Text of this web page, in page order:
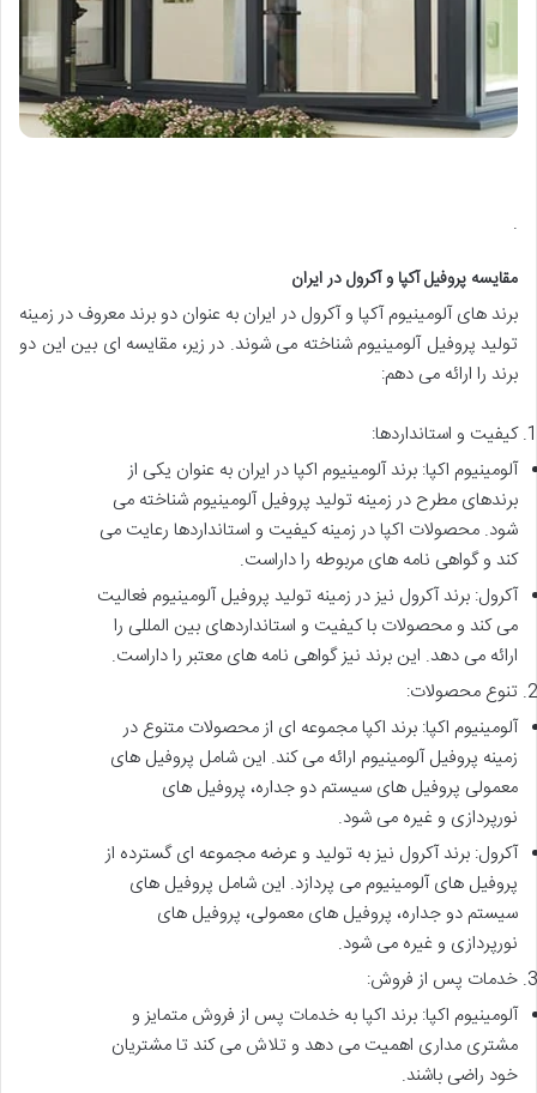
.
مقایسه پروفیل آکپا و آکرول در ایران
برند های آلومینیوم آکپا و آکرول در ایران به عنوان دو برند معروف در زمینه
تولید پروفیل آلومینیوم شناخته می شوند. در زیر، مقایسه ای بین این دو
برند را ارائه می دهم:
کیفیت و استانداردها:
آلومینیوم اکپا: برند آلومینیوم اکپا در ایران به عنوان یکی از
برندهای مطرح در زمینه تولید پروفیل آلومینیوم شناخته می
شود. محصولات اکپا در زمینه کیفیت و استانداردها رعایت می
کند و گواهی نامه های مربوطه را داراست.
آکرول: برند آکرول نیز در زمینه تولید پروفیل آلومینیوم فعالیت
می کند و محصولات با کیفیت و استانداردهای بین المللی را
ارائه می دهد. این برند نیز گواهی نامه های معتبر را داراست.
تنوع محصولات:
آلومینیوم اکپا: برند اکپا مجموعه ای از محصولات متنوع در
زمینه پروفیل آلومینیوم ارائه می کند. این شامل پروفیل های
معمولی پروفیل های سیستم دو جداره، پروفیل های
نورپردازی و غیره می شود.
آکرول: برند آکرول نیز به تولید و عرضه مجموعه ای گسترده از
پروفیل های آلومینیوم می پردازد. این شامل پروفیل های
سیستم دو جداره، پروفیل های معمولی، پروفیل های
نورپردازی و غیره می شود.
خدمات پس از فروش:
آلومینیوم اکپا: برند اکپا به خدمات پس از فروش متمایز و
مشتری مداری اهمیت می دهد و تلاش می کند تا مشتریان
خود راضی باشند.